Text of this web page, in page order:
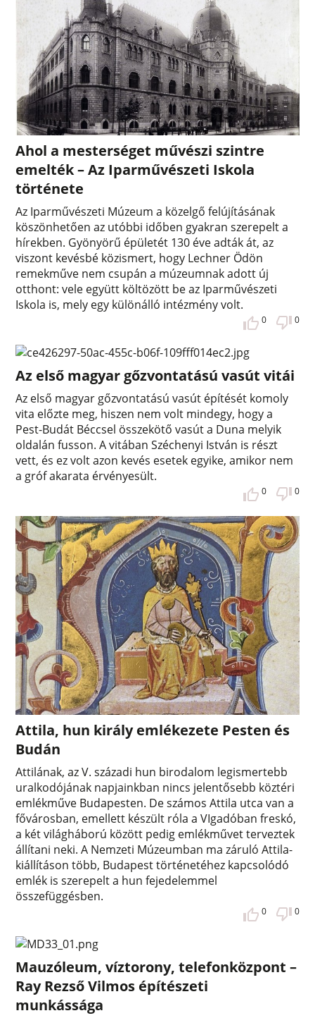
Ahol a mesterséget művészi szintre
emelték – Az Iparművészeti Iskola
története
Az Iparművészeti Múzeum a közelgő felújításának
köszönhetően az utóbbi időben gyakran szerepelt a
hírekben. Gyönyörű épületét 130 éve adták át, az
viszont kevésbé közismert, hogy Lechner Ödön
remekműve nem csupán a múzeumnak adott új
otthont: vele együtt költözött be az Iparművészeti
Iskola is, mely egy különálló intézmény volt.
0 0
Az első magyar gőzvontatású vasút vitái
Az első magyar gőzvontatású vasút építését komoly
vita előzte meg, hiszen nem volt mindegy, hogy a
Pest-Budát Béccsel összekötő vasút a Duna melyik
oldalán fusson. A vitában Széchenyi István is részt
vett, és ez volt azon kevés esetek egyike, amikor nem
a gróf akarata érvényesült.
0 0
Attila, hun király emlékezete Pesten és
Budán
Attilának, az V. századi hun birodalom legismertebb
uralkodójának napjainkban nincs jelentősebb köztéri
emlékműve Budapesten. De számos Attila utca van a
fővárosban, emellett készült róla a VIgadóban freskó,
a két világháború között pedig emlékművet terveztek
állítani neki. A Nemzeti Múzeumban ma záruló Attila-
kiállításon több, Budapest történetéhez kapcsolódó
emlék is szerepelt a hun fejedelemmel
összefüggésben.
0 0
Mauzóleum, víztorony, telefonközpont –
Ray Rezső Vilmos építészeti
munkássága